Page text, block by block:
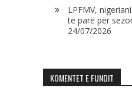
LPFMV,
të parë për
24/07/2026
KOMENTET E FUNDIT